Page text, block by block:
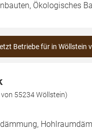
Ökologisches
Betriebe für in Wöllstein
55234 Wöllstein)